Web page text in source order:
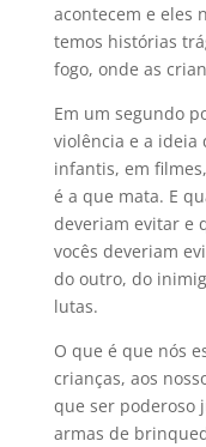
acontecem e eles
temos histórias
fogo, onde as
Em um segundo
violência e a ideia
infantis, em
é a que mata. E
deveriam evitar e
vocês deveriam
do outro, do
lutas.
O que é que nós
crianças, aos
que ser poderoso
armas de